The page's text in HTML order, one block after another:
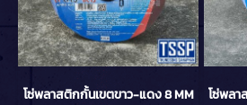
โซ่พลาสติกกั้นเขตขาว-แดง 8 MM